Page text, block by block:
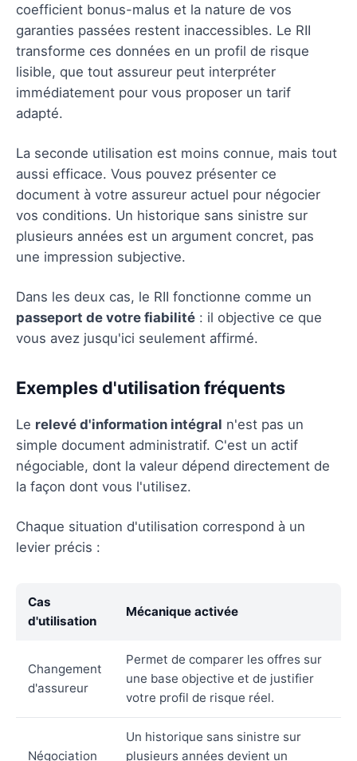
coefficient bonus-malus et la nature de vos
garanties passées restent inaccessibles. Le RII
transforme ces données en un profil de risque
lisible, que tout assureur peut interpréter
immédiatement pour vous proposer un tarif
adapté.
La seconde utilisation est moins connue, mais tout
aussi efficace. Vous pouvez présenter ce
document à votre assureur actuel pour négocier
vos conditions. Un historique sans sinistre sur
plusieurs années est un argument concret, pas
une impression subjective.
Dans les deux cas, le RII fonctionne comme un
passeport de votre fiabilité : il objective ce que
vous avez jusqu'ici seulement affirmé.
Exemples d'utilisation fréquents
Le relevé d'information intégral n'est pas un
simple document administratif. C'est un actif
négociable, dont la valeur dépend directement de
la façon dont vous l'utilisez.
Chaque situation d'utilisation correspond à un
levier précis :
Cas
d'utilisation
Mécanique activée
Changement
d'assureur
Permet de comparer les offres sur
une base objective et de justifier
votre profil de risque réel.
Négociation
Un historique sans sinistre sur
plusieurs années devient un